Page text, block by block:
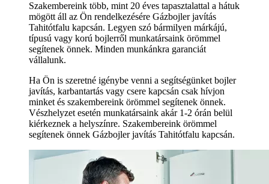
Szakembereink több, mint 20 éves tapasztalattal a hátuk
mögött áll az Ön rendelkezésére Gázbojler javítás
Tahitótfalu kapcsán. Legyen szó bármilyen márkájú,
típusú vagy korú bojlerről munkatársaink örömmel
segítenek önnek. Minden munkánkra garanciát
vállalunk.
Ha Ön is szeretné igénybe venni a segítségünket bojler
javítás, karbantartás vagy csere kapcsán csak hívjon
minket és szakembereink örömmel segítenek önnek.
Vészhelyzet esetén munkatársaink akár 1-2 órán belül
kiérkeznek a helyszínre. Szakembereink örömmel
segítenek önnek Gázbojler javítás Tahitótfalu kapcsán.